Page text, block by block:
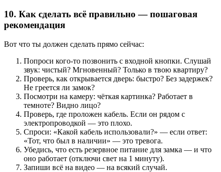
10. Как сделать всё правильно — пошаговая
рекомендация
Вот что ты должен сделать прямо сейчас:
Попроси кого-то позвонить с входной кнопки. Слушай
звук: чистый? Мгновенный? Только в твою квартиру?
Проверь, как открывается дверь: быстро? Без задержек?
Не греется ли замок?
Посмотри на камеру: чёткая картинка? Работает в
темноте? Видно лицо?
Проверь, где проложен кабель. Если он рядом с
электропроводкой — это плохо.
Спроси: «Какой кабель использовали?» — если ответ:
«Тот, что был в наличии» — это тревога.
Убедись, что есть резервное питание для замка — и что
оно работает (отключи свет на 1 минуту).
Запиши всё на видео — на всякий случай.